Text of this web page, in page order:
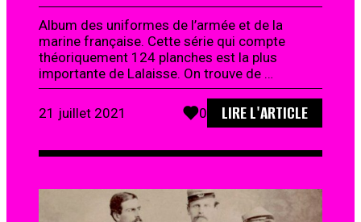
Album des uniformes de l’armée et de la
marine française. Cette série qui compte
théoriquement 124 planches est la plus
importante de Lalaisse. On trouve de …
21 juillet 2021 0 LIRE L'ARTICLE